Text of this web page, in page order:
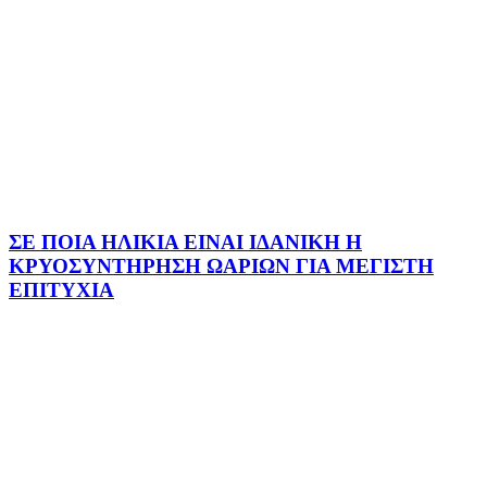
ΣΕ ΠΟΙΑ ΗΛΙΚΙΑ ΕΙΝΑΙ ΙΔΑΝΙΚΗ Η
ΚΡΥΟΣΥΝΤΗΡΗΣΗ ΩΑΡΙΩΝ ΓΙΑ ΜΕΓΙΣΤΗ
ΕΠΙΤΥΧΙΑ